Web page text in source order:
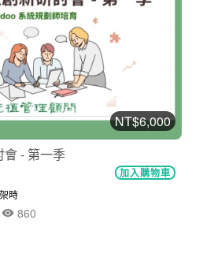
NT$6,000
- 第一季
加入購物車
時
860